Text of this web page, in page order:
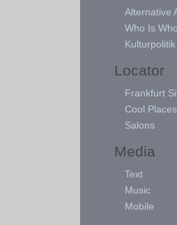
Alternative
Who Is Who
Kulturpolitik
Locator
Frankfurt
Cool Places
Salons
Media
Text
Music
Mobile